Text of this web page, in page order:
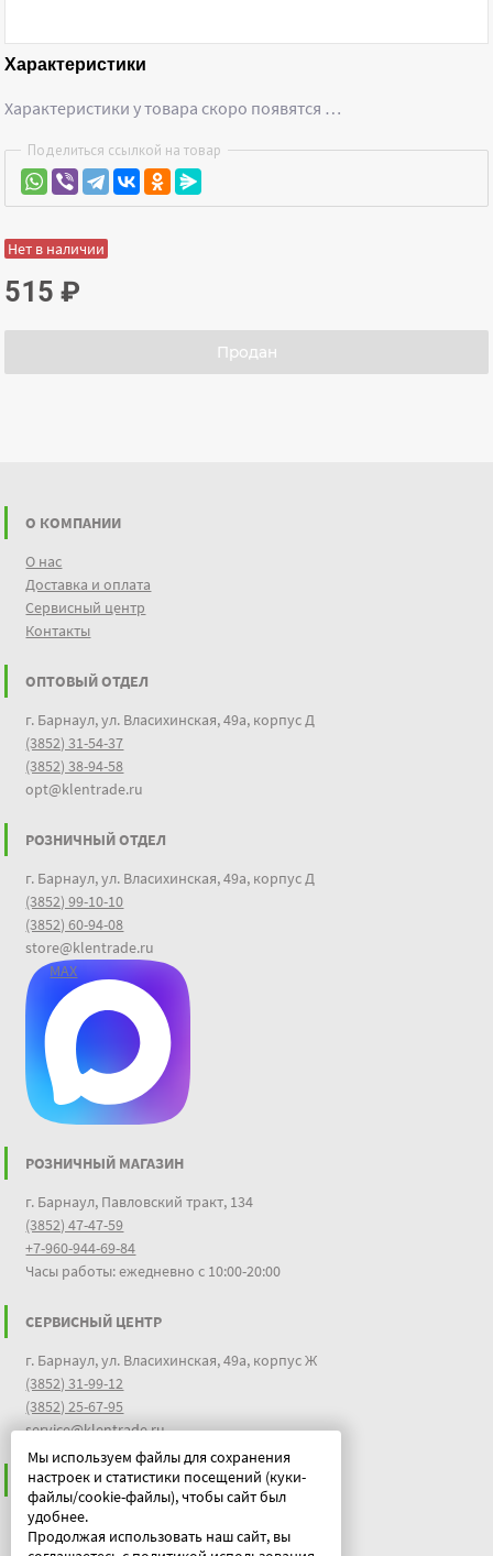
Характеристики
Характеристики у товара скоро появятся …
Поделиться ссылкой на товар
Нет в наличии
515₽
Продан
Мы используем файлы для сохранения
настроек и статистики посещений (куки-
файлы/cookie-файлы), чтобы сайт был
удобнее.
Продолжая использовать наш сайт, вы
О КОМПАНИИ
О нас
Доставка и оплата
Сервисный центр
Контакты
ОПТОВЫЙ ОТДЕЛ
г. Барнаул, ул. Власихинская, 49а, корпус Д
(3852) 31-54-37
(3852) 38-94-58
opt@klentrade.ru
РОЗНИЧНЫЙ ОТДЕЛ
г. Барнаул, ул. Власихинская, 49а, корпус Д
(3852) 99-10-10
(3852) 60-94-08
store@klentrade.ru
MAX
РОЗНИЧНЫЙ МАГАЗИН
г. Барнаул, Павловский тракт, 134
(3852) 47-47-59
+7-960-944-69-84
Часы работы: ежедневно с 10:00-20:00
СЕРВИСНЫЙ ЦЕНТР
г. Барнаул, ул. Власихинская, 49а, корпус Ж
(3852) 31-99-12
(3852) 25-67-95
service@klentrade.ru
ИНФОРМАЦИЯ
Пользовательское соглашение
Политика конфиденциальности